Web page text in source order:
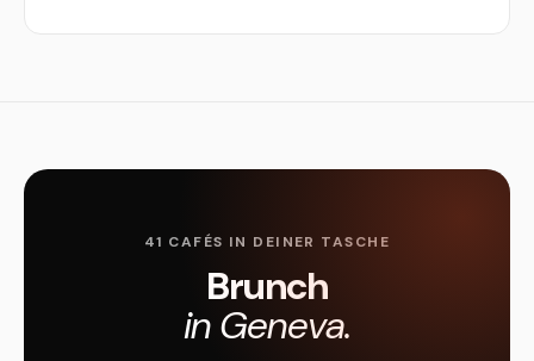
41 CAFÉS IN DEINER TASCHE
Brunch
in Geneva.